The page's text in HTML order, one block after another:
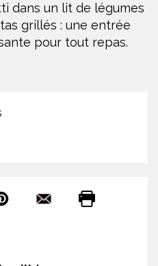
dans un lit de légumes
grillés : une entrée
pour tout repas.